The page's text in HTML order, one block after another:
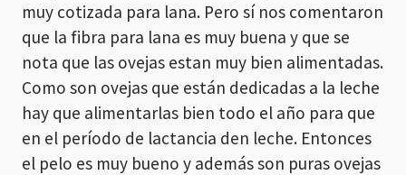
muy cotizada para lana. Pero sí nos comentaron
que la fibra para lana es muy buena y que se
nota que las ovejas estan muy bien alimentadas.
Como son ovejas que están dedicadas a la leche
hay que alimentarlas bien todo el año para que
en el período de lactancia den leche. Entonces
el pelo es muy bueno y además son puras ovejas